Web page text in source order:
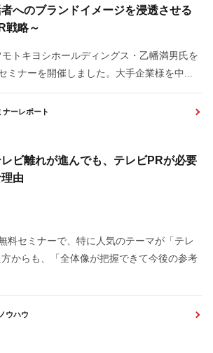
へのブランドイメージを浸透させる
戦略～
トキヨシホールディングス・乙幡満男氏を
ミナーを開催しました。大手企業様を中...
ナーレポート
レビ離れが進んでも、テレビPRが必要
由
料セミナーで、特に人気のテーマが「テレ
からも、「全体像が把握できて今後の参考
ウハウ